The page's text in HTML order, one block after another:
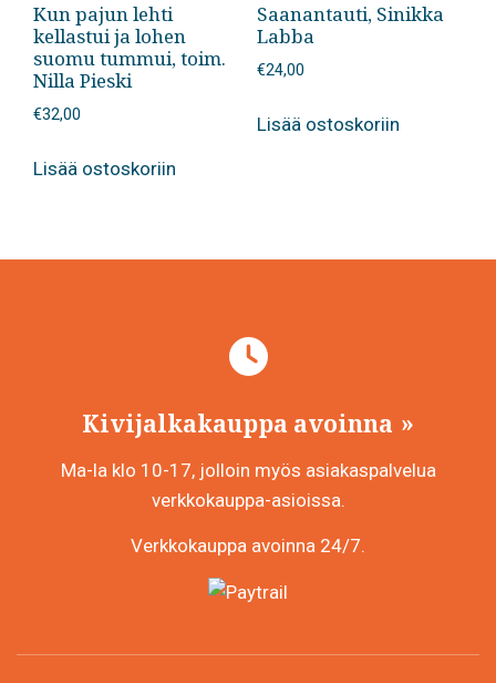
Kun pajun lehti
kellastui ja lohen
suomu tummui, toim.
Nilla Pieski
€32,00
Lisää ostoskoriin
Saanantauti, Sinikka
Labba
€24,00
Lisää ostoskoriin
Kivijalkakauppa avoinna
Ma-la klo 10-17, jolloin myös asiakaspalvelua
verkkokauppa-asioissa.
Verkkokauppa avoinna 24/7.